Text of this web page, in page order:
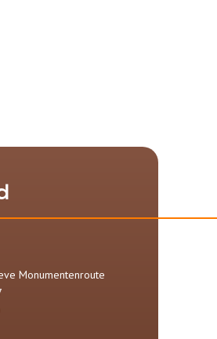
Monumentenroute